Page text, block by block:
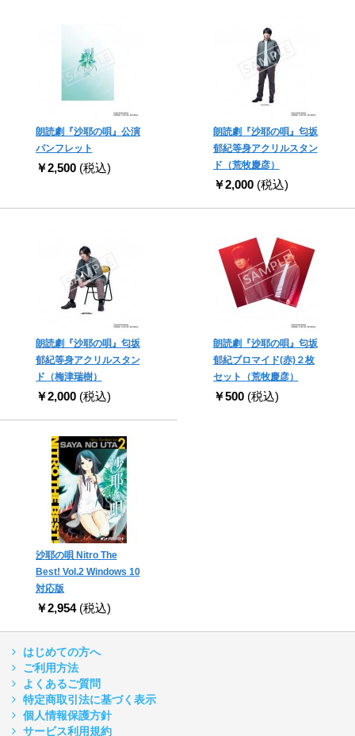
朗読劇『沙耶の唄』公演
パンフレット
￥2,500 (税込)
朗読劇『沙耶の唄』匂坂
郁紀等身アクリルスタン
ド（荒牧慶彦）
￥2,000 (税込)
朗読劇『沙耶の唄』匂坂
郁紀等身アクリルスタン
ド（梅津瑞樹）
￥2,000 (税込)
朗読劇『沙耶の唄』匂坂
郁紀ブロマイド(赤)２枚
セット（荒牧慶彦）
￥500 (税込)
沙耶の唄 Nitro The
Best! Vol.2 Windows 10
対応版
￥2,954 (税込)
はじめての方へ
ご利用方法
よくあるご質問
特定商取引法に基づく表示
個人情報保護方針
サービス利用規約